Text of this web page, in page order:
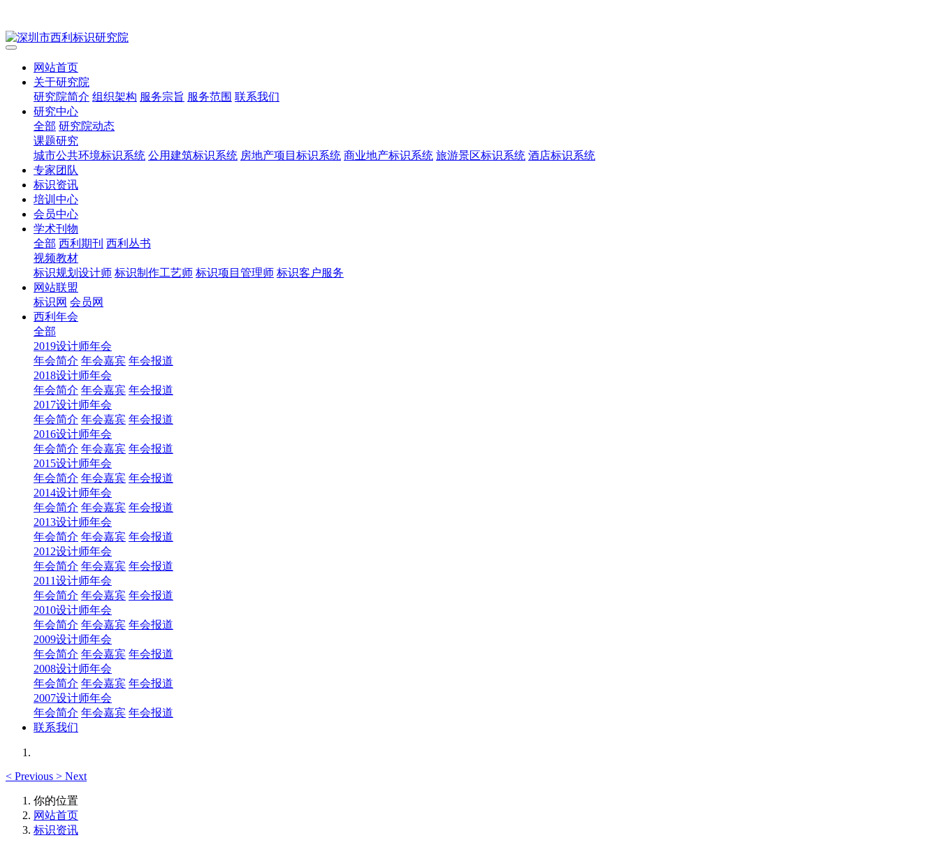
网站首页
关于研究院
研究院简介 组织架构 服务宗旨 服务范围 联系我们
研究中心
全部 研究院动态
课题研究
城市公共环境标识系统 公用建筑标识系统 房地产项目标识系统 商业地产标识系统 旅游景区标识系统 酒店标识系统
专家团队
标识资讯
培训中心
会员中心
学术刊物
全部 西利期刊 西利丛书
视频教材
标识规划设计师 标识制作工艺师 标识项目管理师 标识客户服务
网站联盟
标识网 会员网
西利年会
全部
2019设计师年会
年会简介 年会嘉宾 年会报道
2018设计师年会
年会简介 年会嘉宾 年会报道
2017设计师年会
年会简介 年会嘉宾 年会报道
2016设计师年会
年会简介 年会嘉宾 年会报道
2015设计师年会
年会简介 年会嘉宾 年会报道
2014设计师年会
年会简介 年会嘉宾 年会报道
2013设计师年会
年会简介 年会嘉宾 年会报道
2012设计师年会
年会简介 年会嘉宾 年会报道
2011设计师年会
年会简介 年会嘉宾 年会报道
2010设计师年会
年会简介 年会嘉宾 年会报道
2009设计师年会
年会简介 年会嘉宾 年会报道
2008设计师年会
年会简介 年会嘉宾 年会报道
2007设计师年会
年会简介 年会嘉宾 年会报道
联系我们
< Previous > Next
你的位置
网站首页
标识资讯